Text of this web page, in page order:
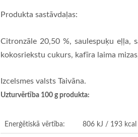
Produkta sastāvdaļas:
Citronzāle 20,50 %, saulespuķu eļļa,
kokosriekstu cukurs, kafīra laima
Izcelsmes valsts Taivāna.
Uzturvērtība 100 g produkta:
Enerģētiskā vērtība:
806 kJ / 193 kcal